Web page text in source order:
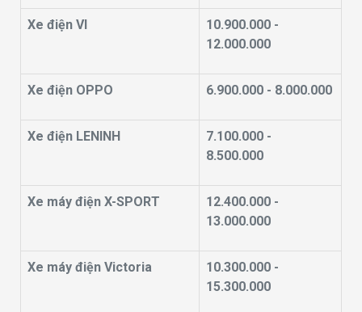
Xe điện VI
10.900.000 -
12.000.000
Xe điện OPPO 6.900.000 - 8.000.000
Xe điện LENINH
7.100.000 -
8.500.000
Xe máy điện X-SPORT
12.400.000 -
13.000.000
Xe máy điện Victoria
10.300.000 -
15.300.000